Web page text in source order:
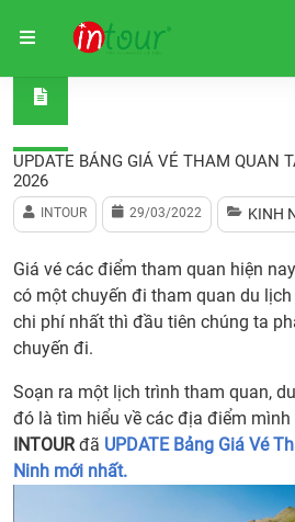
Trang chủ Kinh nghiệm du lịch
UPDATE BẢNG GIÁ VÉ THAM QUAN
2026
INTOUR 29/03/2022 KINH
Giá vé các điểm tham quan hiện
có một chuyến đi tham quan du
chi phí nhất thì đầu tiên chúng ta
chuyến đi.
Soạn ra một lịch trình tham quan,
đó là tìm hiểu về các địa điểm
INTOUR đã UPDATE Bảng Giá Vé
Ninh mới nhất.